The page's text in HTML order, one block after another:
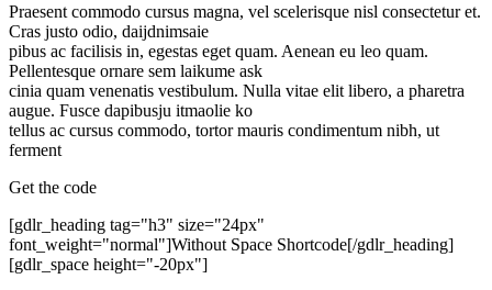
Praesent commodo cursus magna, vel scelerisque nisl consectetur et.
Cras justo odio, daijdnimsaie
pibus ac facilisis in, egestas eget quam. Aenean eu leo quam.
Pellentesque ornare sem laikume ask
cinia quam venenatis vestibulum. Nulla vitae elit libero, a pharetra
augue. Fusce dapibusju itmaolie ko
tellus ac cursus commodo, tortor mauris condimentum nibh, ut
ferment
Get the code
[gdlr_heading tag="h3" size="24px"
font_weight="normal"]Without Space Shortcode[/gdlr_heading]
[gdlr_space height="-20px"]